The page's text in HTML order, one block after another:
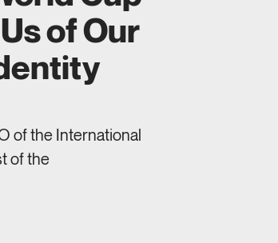
of Our
of the International
of the